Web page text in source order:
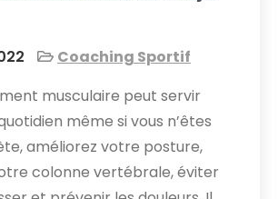
Coaching Sportif
musculaire peut servir
même si vous n’êtes
améliorez votre posture,
colonne vertébrale, éviter